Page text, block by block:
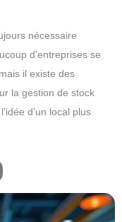
nécessaire
d’entreprises se
il existe des
la gestion de stock
d’un local plus